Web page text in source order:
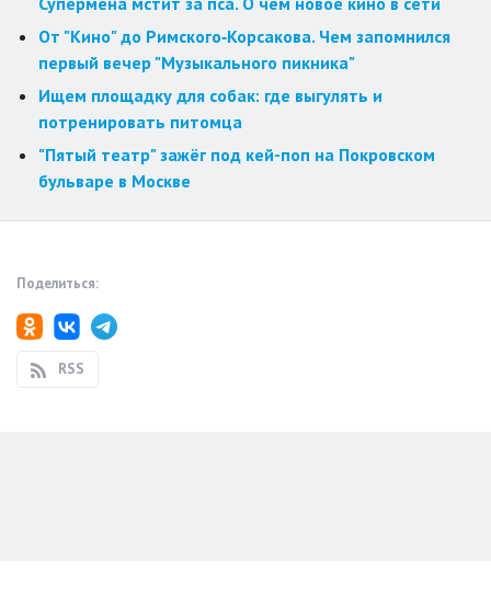
От "Кино" до Римского‑Корсакова. Чем запомнился
первый вечер "Музыкального пикника"
Ищем площадку для собак: где выгулять и
потренировать питомца
"Пятый театр" зажёг под кей-поп на Покровском
бульваре в Москве
Поделиться:
RSS